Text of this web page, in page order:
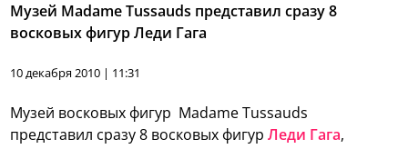
Музей Madame Tussauds представил сразу 8
восковых фигур Леди Гага
10 декабря 2010 | 11:31
Музей восковых фигур Madame Tussauds
представил сразу 8 восковых фигурЛеди Гага,